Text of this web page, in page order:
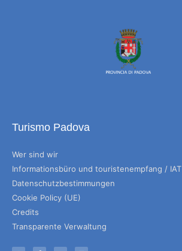
Turismo Padova
Wer sind wir
Informationsbüro und touristenempfang / IAT
Datenschutzbestimmungen
Cookie Policy (UE)
Credits
Transparente Verwaltung